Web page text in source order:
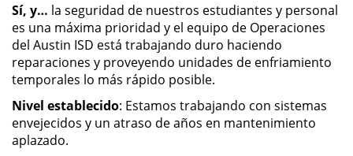
Sí, y… la seguridad de nuestros estudiantes y personal
es una máxima prioridad y el equipo de Operaciones
del Austin ISD está trabajando duro haciendo
reparaciones y proveyendo unidades de enfriamiento
temporales lo más rápido posible.
Nivel establecido: Estamos trabajando con sistemas
envejecidos y un atraso de años en mantenimiento
aplazado.